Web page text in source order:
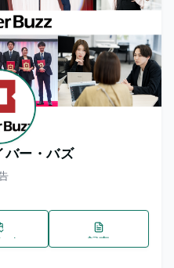
バー・バズ
ト 記事